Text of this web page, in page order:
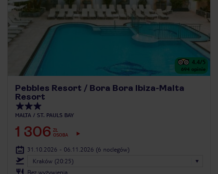
4.4/5
694 opinie
Pebbles Resort / Bora Bora Ibiza-Malta
Resort
MALTA ST. PAUL`S BAY
1 306 ZŁ
OSOBA
31.10.2026 - 06.11.2026 (6 noclegów)
Kraków (20:25)
Bez wyżywienia